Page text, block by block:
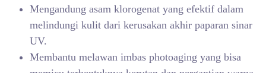
Mengandung asam klorogenat yang efektif dalam
melindungi kulit dari kerusakan akhir paparan sinar
UV.
Membantu melawan imbas photoaging yang bisa